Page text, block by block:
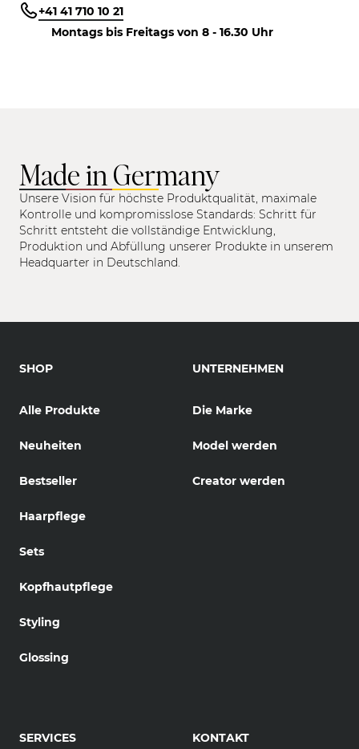
+41 41 710 10 21
Montags bis Freitags von 8 - 16.30 Uhr
Made in Germany
Unsere Vision für höchste Produktqualität, maximale
Kontrolle und kompromisslose Standards: Schritt für
Schritt entsteht die vollständige Entwicklung,
Produktion und Abfüllung unserer Produkte in unserem
Headquarter in Deutschland.
SHOP
Alle Produkte
Neuheiten
Bestseller
Haarpflege
Sets
Kopfhautpflege
Styling
Glossing
UNTERNEHMEN
Die Marke
Model werden
Creator werden
SERVICES KONTAKT